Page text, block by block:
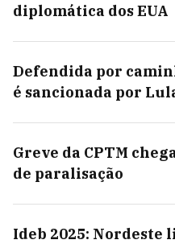
diplomática dos EUA
Defendida por
é sancionada por
Greve da CPTM
de paralisação
Ideb 2025: Nordeste